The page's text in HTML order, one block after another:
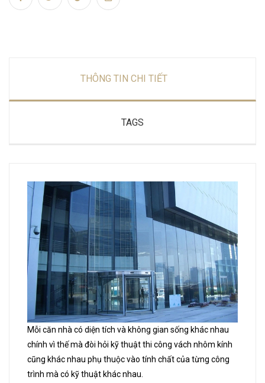
THÔNG TIN CHI TIẾT
TAGS
Mỗi căn nhà có diện tích và không gian sống khác nhau
chính vì thế mà đòi hỏi kỹ thuật thi công vách nhôm kính
cũng khác nhau phụ thuộc vào tính chất của từng công
trình mà có kỹ thuật khác nhau.